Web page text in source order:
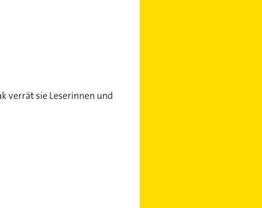
verrät sie Leserinnen und